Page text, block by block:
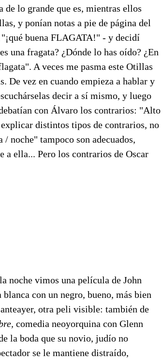
de lo grande que es, mientras ellos
y ponían notas a pie de página del
buena FLAGATA!" - y decidí
una fragata? ¿Dónde lo has oído? ¿En
A veces me pasma este Otillas
De vez en cuando empieza a hablar y
decir a sí mismo, y luego
con Álvaro los contrarios: "Alto
distintos tipos de contrarios, no
noche" tampoco son adecuados,
a ella... Pero los contrarios de Oscar
noche vimos una película de John
con un negro, bueno, más bien
otra peli visible: también de
comedia neoyorquina con Glenn
la boda que su novio, judío no
se le mantiene distraído,